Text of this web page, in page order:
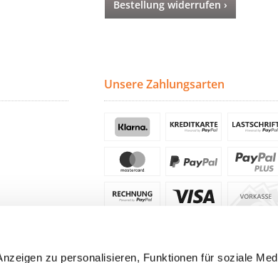
zu personalisieren, Funktionen für soziale
Bestellung widerrufen ›
Unsere Zahlungsarten